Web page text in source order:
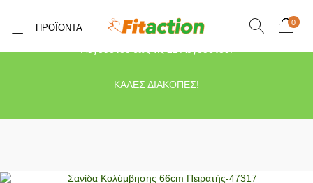
Το κατάστημα μας θα παραμείνει κλειστό λόγω διακοπών από τις 10
Αυγούστου έως τις 21 Αυγούστου.
ΚΑΛΕΣ ΔΙΑΚΟΠΕΣ!
ΠΡΟΪΌΝΤΑ
0